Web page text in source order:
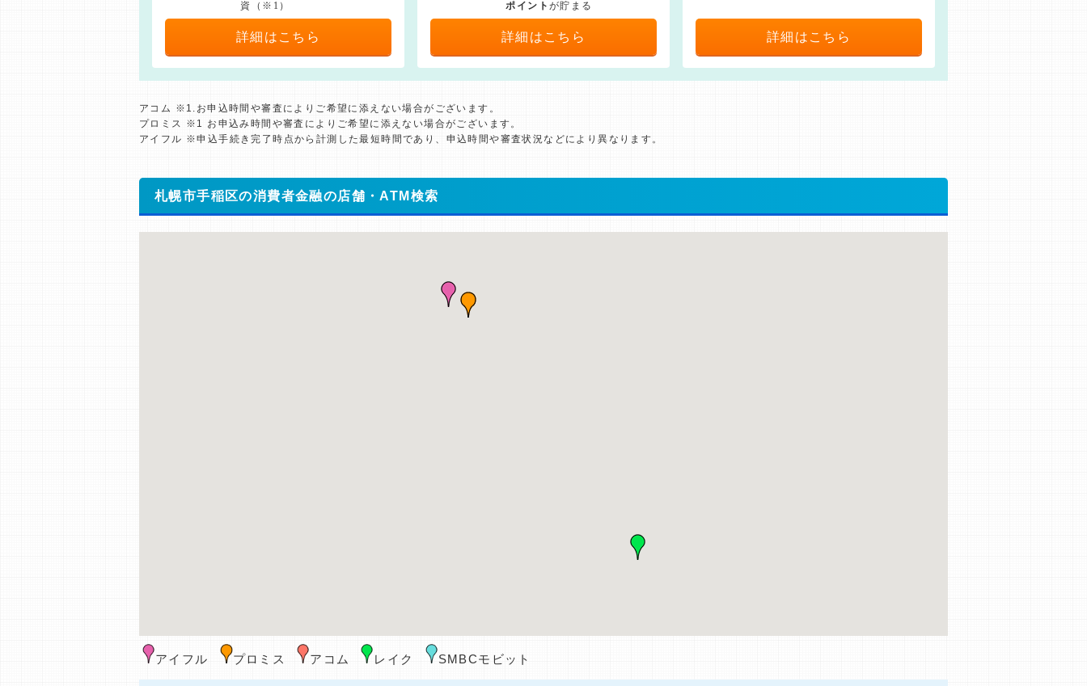
資（※1）
詳細はこちら
ポイントが貯まる
詳細はこちら 詳細はこちら
アコム ※1.お申込時間や審査によりご希望に添えない場合がございます。
プロミス ※1 お申込み時間や審査によりご希望に添えない場合がございます。
アイフル ※申込手続き完了時点から計測した最短時間であり、申込時間や審査状況などにより異なります。
札幌市手稲区の消費者金融の店舗・ATM検索
アイフル プロミス アコム レイク SMBCモビット